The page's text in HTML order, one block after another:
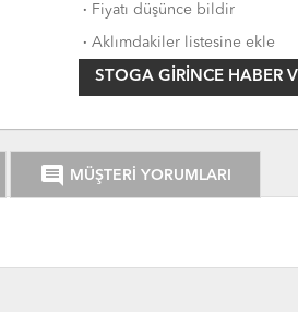
· Fiyatı düşünce bildir
· Aklımdakiler listesine ekle
STOGA GIRINCE HABER
comment MÜŞTERİ YORUMLARI